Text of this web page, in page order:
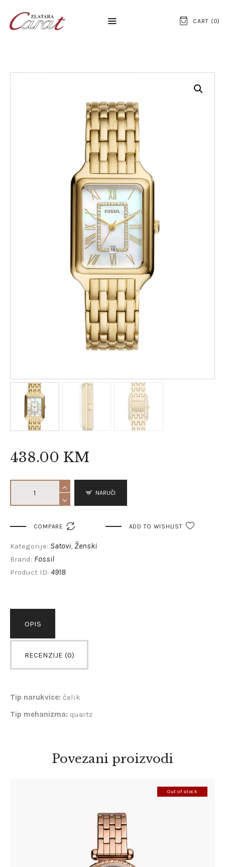
CART (0)
NASLOVNA
KONTAKT
SATOVI
SREBRNI NAKIT
ZLATNI NAKIT
438.00 KM
NARUČI
COMPARE  ADD TO WISHLIST
Kategorije: Satovi, Ženski
Brand: Fossil
Product ID: 4918
OPIS
RECENZIJE (0)
Tip narukvice: čelik
Tip mehanizma: quartz
Povezani proizvodi
Out of stock